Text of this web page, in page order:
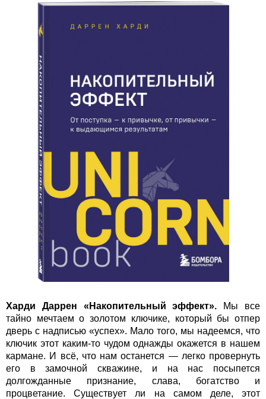
Харди Даррен «Накопительный эффект».
Мы все
тайно мечтаем о золотом ключике, который бы отпер
дверь с надписью «успех». Мало того, мы надеемся, что
ключик этот каким-то чудом однажды окажется в нашем
кармане. И всё, что нам останется — легко провернуть
его в замочной скважине, и на нас посыпется
долгожданные признание, слава, богатство и
процветание. Существует ли на самом деле, этот